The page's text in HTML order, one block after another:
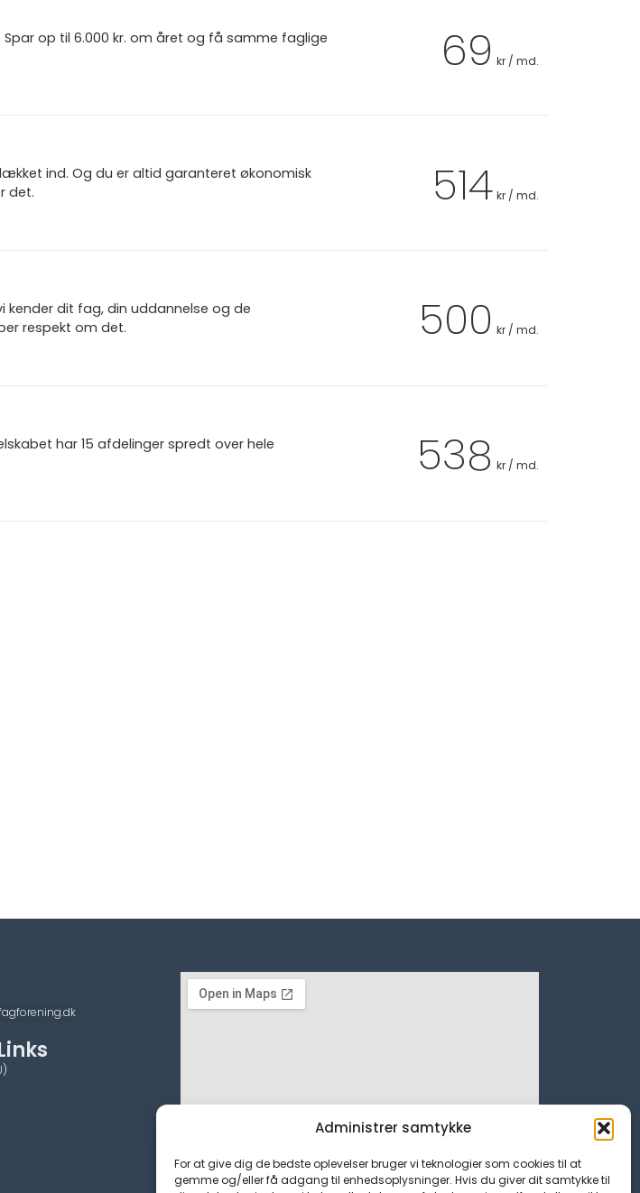
Administrer samtykke
For at give dig de bedste oplevelser bruger vi teknologier som cookies til at
gemme og/eller få adgang til enhedsoplysninger. Hvis du giver dit samtykke til
op til 6.000 kr. om året og få samme faglige
69 kr / md.
ind. Og du er altid garanteret økonomisk
det.
514 kr / md.
kender dit fag, din uddannelse og de
respekt om det.
500 kr / md.
har 15 afdelinger spredt over hele
538 kr / md.